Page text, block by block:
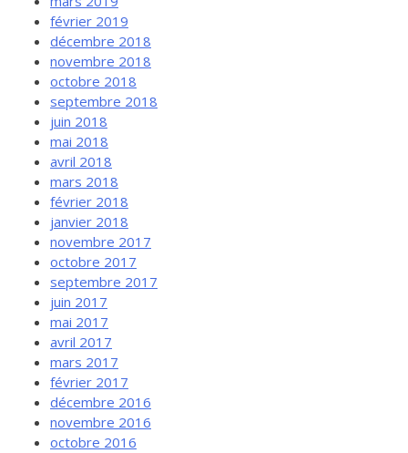
février 2019
décembre 2018
novembre 2018
octobre 2018
septembre 2018
juin 2018
mai 2018
avril 2018
mars 2018
février 2018
janvier 2018
novembre 2017
octobre 2017
septembre 2017
juin 2017
mai 2017
avril 2017
mars 2017
février 2017
décembre 2016
novembre 2016
octobre 2016